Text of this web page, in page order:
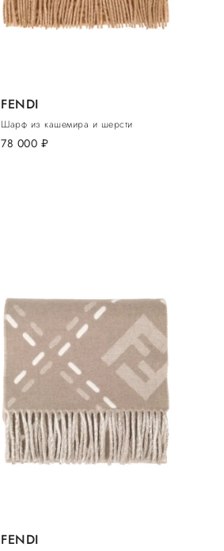
FENDI
Шарф из кашемира и шерсти
78 000 руб.
FENDI